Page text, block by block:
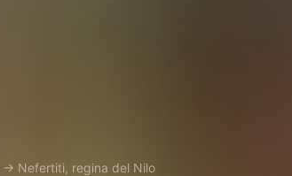
→ Nefertiti, regina del Nilo